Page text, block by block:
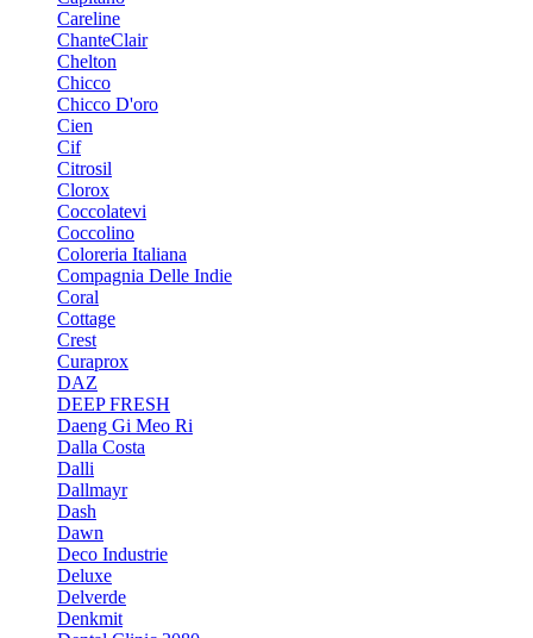
Careline
ChanteСlair
Chelton
Chicco
Chicco D'oro
Cien
Cif
Citrosil
Clorox
Coccolatevi
Coccolino
Coloreria Italiana
Compagnia Delle Indie
Coral
Cottage
Crest
Curaprox
DAZ
DEEP FRESH
Daeng Gi Meo Ri
Dalla Costa
Dalli
Dallmayr
Dash
Dawn
Deco Industrie
Deluxe
Delverde
Denkmit